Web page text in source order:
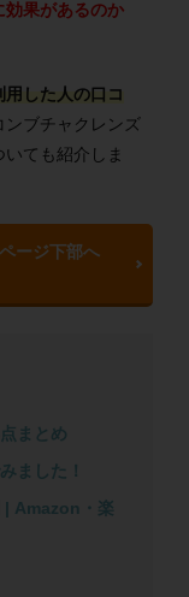
効果があるのか
した人の口コ
ンブチャクレンズ
ても紹介しま
ージ下部へ
まとめ
ました！
| Amazon・楽